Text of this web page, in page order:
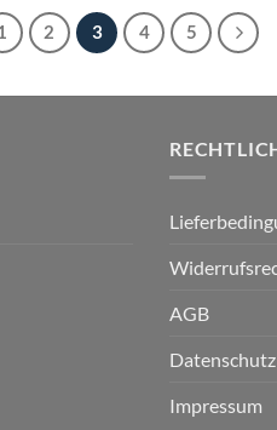
2 3 4 5
AGB
Datenschutz
Impressum